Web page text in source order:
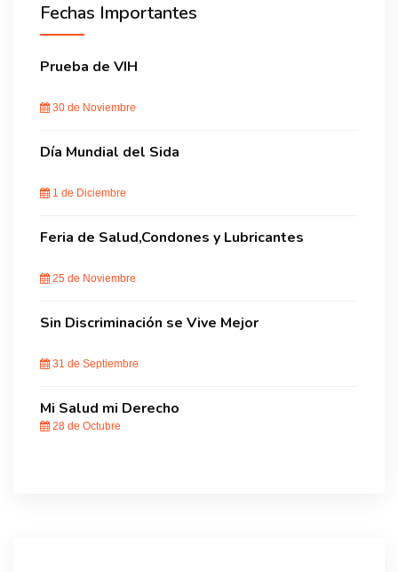
BLOG
Fechas Importantes
Prueba de VIH
30 de Noviembre
Día Mundial del Sida
1 de Diciembre
Feria de Salud,Condones y Lubricantes
25 de Noviembre
Sin Discriminación se Vive Mejor
31 de Septiembre
Mi Salud mi Derecho
28 de Octubre